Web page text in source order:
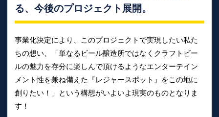
る、今後のプロジェクト展開。
事業化決定により、このプロジェクトで実現したい私た
ちの想い、「単なるビール醸造所ではなくクラフトビー
ルの魅力を存分に楽しんで頂けるようなエンターテイン
メント性を兼ね備えた『レジャースポット』をこの地に
創りたい！」という構想がいよいよ現実のものとなりま
す！